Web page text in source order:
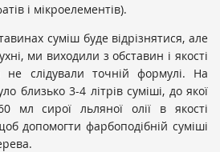
і мікроелементів).
суміш буде відрізнятися, але
ми виходили з обставин і якості
не слідували точній формулі. На
близько 3-4 літрів суміші, до якої
мл сирої льляної олії в якості
допомогти фарбоподібній суміші